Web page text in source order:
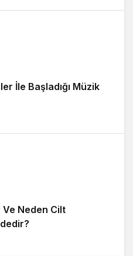
İle Başladığı Müzik
Neden Cilt